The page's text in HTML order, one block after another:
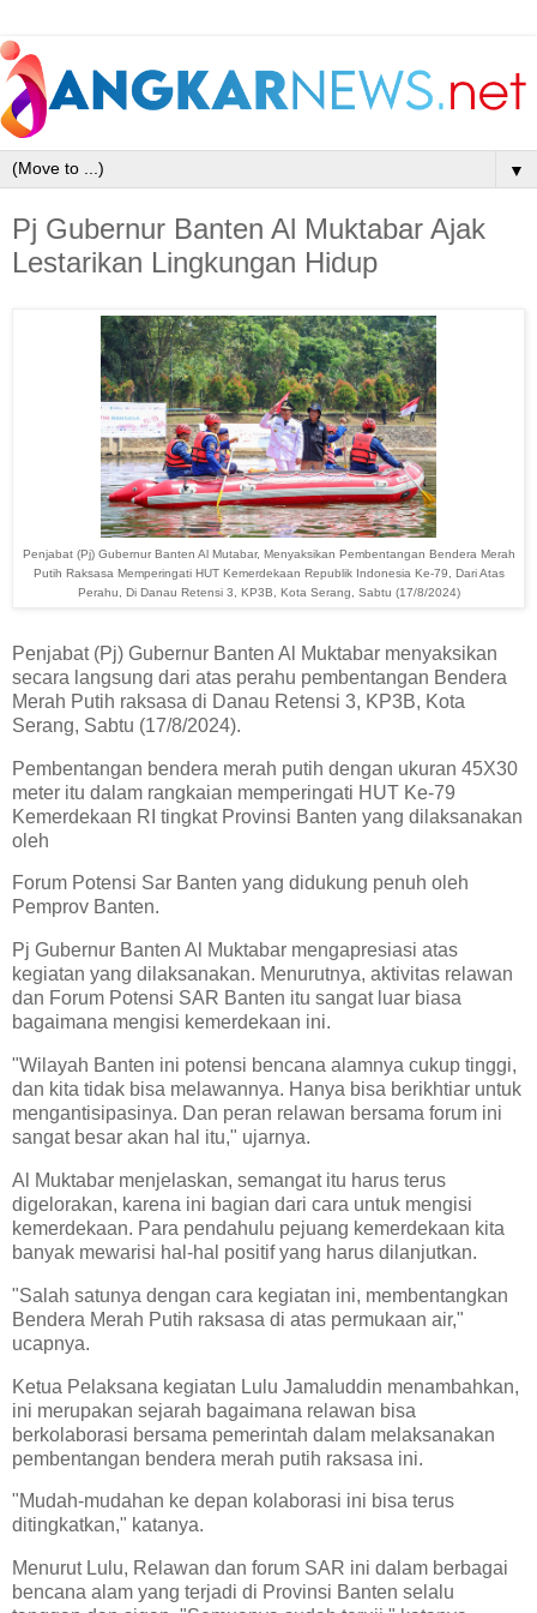
▼
Pj Gubernur Banten Al Muktabar Ajak
Lestarikan Lingkungan Hidup
Penjabat (Pj) Gubernur Banten Al Mutabar, Menyaksikan Pembentangan Bendera Merah
Putih Raksasa Memperingati HUT Kemerdekaan Republik Indonesia Ke-79, Dari Atas
Perahu, Di Danau Retensi 3, KP3B, Kota Serang, Sabtu (17/8/2024)
Penjabat (Pj) Gubernur Banten Al Muktabar menyaksikan
secara langsung dari atas perahu pembentangan Bendera
Merah Putih raksasa di Danau Retensi 3, KP3B, Kota
Serang, Sabtu (17/8/2024).
Pembentangan bendera merah putih dengan ukuran 45X30
meter itu dalam rangkaian memperingati HUT Ke-79
Kemerdekaan RI tingkat Provinsi Banten yang dilaksanakan
oleh
Forum Potensi Sar Banten yang didukung penuh oleh
Pemprov Banten.
Pj Gubernur Banten Al Muktabar mengapresiasi atas
kegiatan yang dilaksanakan. Menurutnya, aktivitas relawan
dan Forum Potensi SAR Banten itu sangat luar biasa
bagaimana mengisi kemerdekaan ini.
"Wilayah Banten ini potensi bencana alamnya cukup tinggi,
dan kita tidak bisa melawannya. Hanya bisa berikhtiar untuk
mengantisipasinya. Dan peran relawan bersama forum ini
sangat besar akan hal itu," ujarnya.
Al Muktabar menjelaskan, semangat itu harus terus
digelorakan, karena ini bagian dari cara untuk mengisi
kemerdekaan. Para pendahulu pejuang kemerdekaan kita
banyak mewarisi hal-hal positif yang harus dilanjutkan.
"Salah satunya dengan cara kegiatan ini, membentangkan
Bendera Merah Putih raksasa di atas permukaan air,"
ucapnya.
Ketua Pelaksana kegiatan Lulu Jamaluddin menambahkan,
ini merupakan sejarah bagaimana relawan bisa
berkolaborasi bersama pemerintah dalam melaksanakan
pembentangan bendera merah putih raksasa ini.
"Mudah-mudahan ke depan kolaborasi ini bisa terus
ditingkatkan," katanya.
Menurut Lulu, Relawan dan forum SAR ini dalam berbagai
bencana alam yang terjadi di Provinsi Banten selalu